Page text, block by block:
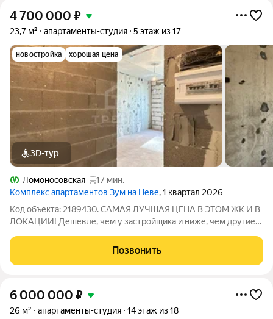
4 700 000 ₽
23,7 м² апартаменты-студия 5 этаж из 17
новостройка хорошая цена
3D-тур
Ломоносовская
17 мин.
Комплекс апартаментов Зум на Неве, 1 квартал 2026
Код объекта: 2189430. САМАЯ ЛУЧШАЯ ЦЕНА В ЭТОМ ЖК И В
ЛОКАЦИИ! Дешевле, чем у застройщика и ниже, чем другие
новом ЖК «Zoоm нa Heве» ТАКОЙ ПЛАНИРОВКИ И МЕТРАЖА
У ЗАСТРОЙЩИКА УЖЕ НЕТ! Дом сдан,
Позвонить
6 000 000 ₽
26 м² апартаменты-студия 14 этаж из 18